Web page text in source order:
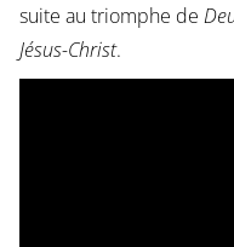
suite au triomphe de
Jésus-Christ.